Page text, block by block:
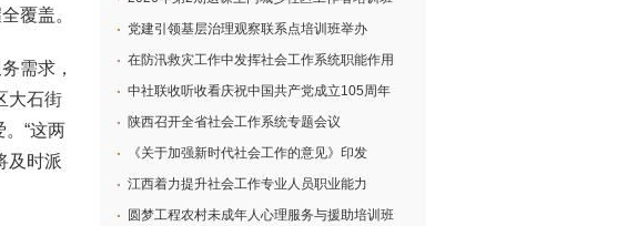
覆盖。
需求，
大石街
“这两
及时派
党建引领基层治理观察联系点培训班举办
在防汛救灾工作中发挥社会工作系统职能作用
中社联收听收看庆祝中国共产党成立105周年
陕西召开全省社会工作系统专题会议
《关于加强新时代社会工作的意见》印发
江西着力提升社会工作专业人员职业能力
圆梦工程农村未成年人心理服务与援助培训班